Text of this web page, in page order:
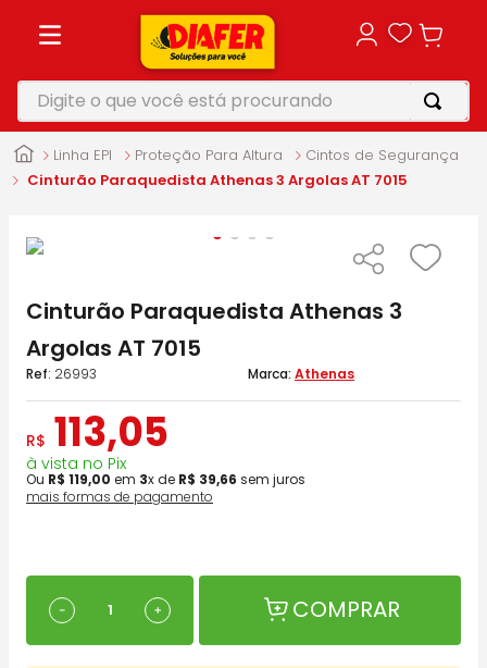
Digite o que você está procurando
Linha EPI Proteção Para Altura
Cintos de Segurança
Cinturão Paraquedista Athenas 3 Argolas AT 7015
Cinturão Paraquedista Athenas 3
Argolas AT 7015
: 26993 Athenas
R$ 113,05
à vista no Pix
Ou R$ 119,00 em 3x de R$ 39,66 sem juros
mais formas de pagamento
＋
－ COMPRAR
1º
motosserra